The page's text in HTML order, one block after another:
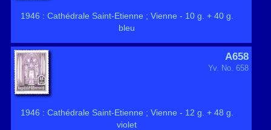
1946 : Cathédrale Saint-Etienne ; Vienne - 10 g. + 40 g.
bleu
A658
Yv. No. 658
1946 : Cathédrale Saint-Etienne ; Vienne - 12 g. + 48 g.
violet